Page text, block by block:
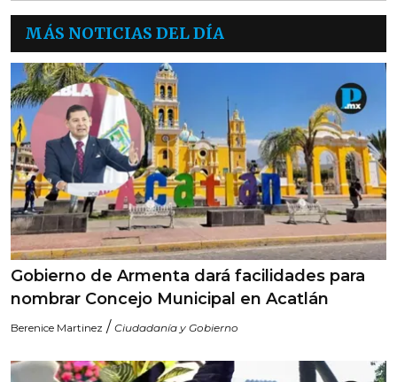
MÁS NOTICIAS DEL DÍA
Gobierno de Armenta dará facilidades para
nombrar Concejo Municipal en Acatlán
Berenice Martinez / Ciudadanía y Gobierno